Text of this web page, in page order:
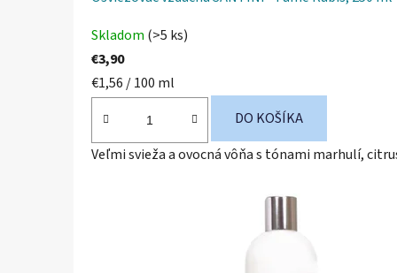
hodnotenie
produktu
je
3,0
z
5
Skladom (>5 ks)
€3,90
Jednotková
€1,56 / 100 ml
DO KOŠÍKA
Veľmi svieža a ovocná vôňa s tónami marhulí,